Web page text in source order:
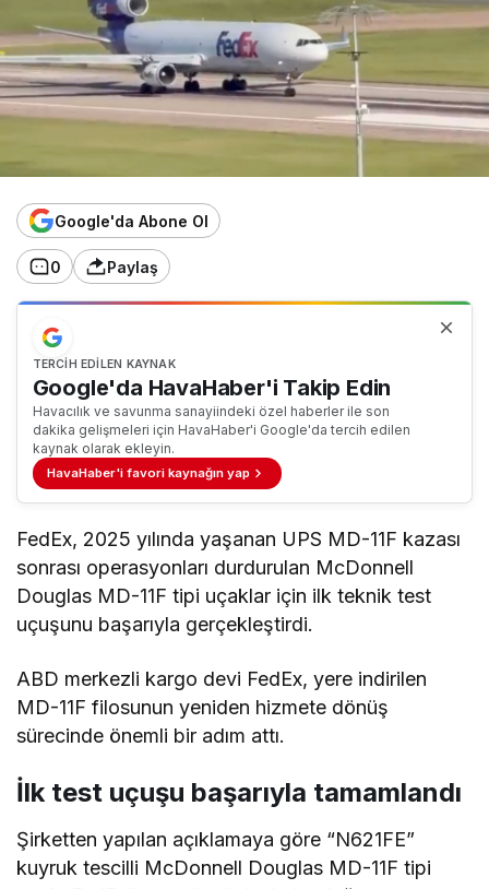
Google'da Abone Ol
0 Paylaş
TERCIH EDILEN KAYNAK
Google'da HavaHaber'i Takip Edin
Havacılık ve savunma sanayiindeki özel haberler ile son
dakika gelişmeleri için HavaHaber'i Google'da tercih edilen
kaynak olarak ekleyin.
HavaHaber'i favori kaynağın yap
FedEx, 2025 yılında yaşanan UPS MD-11F kazası
sonrası operasyonları durdurulan McDonnell
Douglas MD-11F tipi uçaklar için ilk teknik test
uçuşunu başarıyla gerçekleştirdi.
ABD merkezli kargo devi FedEx, yere indirilen
MD-11F filosunun yeniden hizmete dönüş
sürecinde önemli bir adım attı.
İlk test uçuşu başarıyla tamamlandı
Şirketten yapılan açıklamaya göre “N621FE”
kuyruk tescilli McDonnell Douglas MD-11F tipi